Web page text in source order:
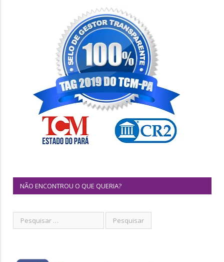
NÃO ENCONTROU O QUE QUERIA?